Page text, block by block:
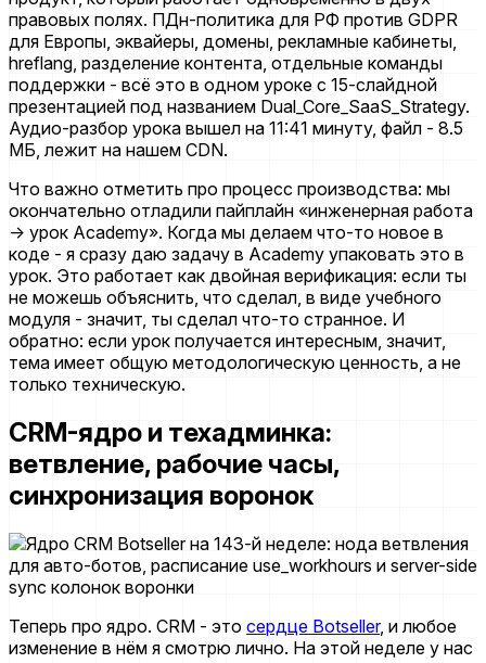
правовых полях. ПДн-политика для РФ против GDPR
для Европы, эквайеры, домены, рекламные кабинеты,
hreflang, разделение контента, отдельные команды
поддержки - всё это в одном уроке с 15-слайдной
презентацией под названием Dual_Core_SaaS_Strategy.
Аудио-разбор урока вышел на 11:41 минуту, файл - 8.5
МБ, лежит на нашем CDN.
Что важно отметить про процесс производства: мы
окончательно отладили пайплайн «инженерная работа
→ урок Academy». Когда мы делаем что-то новое в
коде - я сразу даю задачу в Academy упаковать это в
урок. Это работает как двойная верификация: если ты
не можешь объяснить, что сделал, в виде учебного
модуля - значит, ты сделал что-то странное. И
обратно: если урок получается интересным, значит,
тема имеет общую методологическую ценность, а не
только техническую.
CRM-ядро и техадминка:
ветвление, рабочие часы,
синхронизация воронок
Теперь про ядро. CRM - это сердце Botseller, и любое
изменение в нём я смотрю лично. На этой неделе у нас